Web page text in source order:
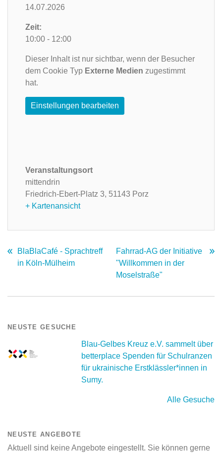
14.07.2026
Zeit:
10:00 - 12:00
Dieser Inhalt ist nur sichtbar, wenn der Besucher
dem Cookie Typ Externe Medien zugestimmt
hat.
Einstellungen bearbeiten
Veranstaltungsort
mittendrin
Friedrich-Ebert-Platz 3, 51143 Porz
+ Kartenansicht
BlaBlaCafé - Sprachtreff
in Köln-Mülheim
Fahrrad-AG der Initiative
"Willkommen in der
Moselstraße"
NEUSTE GESUCHE
Blau-Gelbes Kreuz e.V. sammelt über
betterplace Spenden für Schulranzen
für ukrainische Erstklässler*innen in
Sumy.
Alle Gesuche
NEUSTE ANGEBOTE
Aktuell sind keine Angebote eingestellt. Sie können gerne